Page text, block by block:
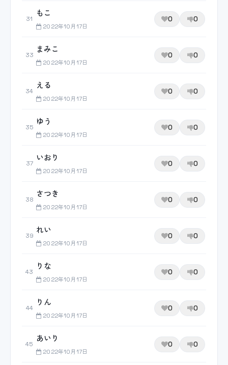
31
もこ
2022年10月17日
0 0
33
まみこ
2022年10月17日
0 0
34
える
2022年10月17日
0 0
35
ゆう
2022年10月17日
0 0
37
いおり
2022年10月17日
0 0
38
さつき
2022年10月17日
0 0
39
れい
2022年10月17日
0 0
43
りな
2022年10月17日
0 0
44
りん
2022年10月17日
0 0
45
あいり
2022年10月17日
0 0